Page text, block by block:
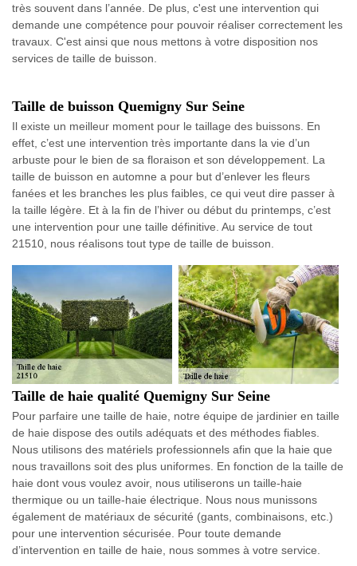
très souvent dans l’année. De plus, c'est une intervention qui
demande une compétence pour pouvoir réaliser correctement les
travaux. C'est ainsi que nous mettons à votre disposition nos
services de taille de buisson.
Taille de buisson Quemigny Sur Seine
Il existe un meilleur moment pour le taillage des buissons. En
effet, c’est une intervention très importante dans la vie d’un
arbuste pour le bien de sa floraison et son développement. La
taille de buisson en automne a pour but d’enlever les fleurs
fanées et les branches les plus faibles, ce qui veut dire passer à
la taille légère. Et à la fin de l’hiver ou début du printemps, c’est
une intervention pour une taille définitive. Au service de tout
21510, nous réalisons tout type de taille de buisson.
Taille de haie qualité Quemigny Sur Seine
Pour parfaire une taille de haie, notre équipe de jardinier en taille
de haie dispose des outils adéquats et des méthodes fiables.
Nous utilisons des matériels professionnels afin que la haie que
nous travaillons soit des plus uniformes. En fonction de la taille de
haie dont vous voulez avoir, nous utiliserons un taille-haie
thermique ou un taille-haie électrique. Nous nous munissons
également de matériaux de sécurité (gants, combinaisons, etc.)
pour une intervention sécurisée. Pour toute demande
d’intervention en taille de haie, nous sommes à votre service.